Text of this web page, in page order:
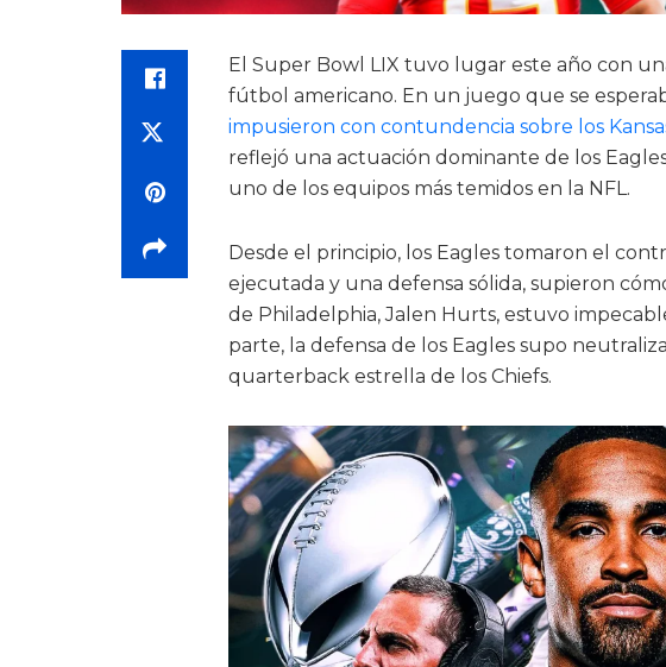
El Super Bowl LIX tuvo lugar este año con
fútbol americano. En un juego que se
impusieron con contundencia sobre los
reflejó una actuación dominante de los
uno de los equipos más temidos en la NFL.
Desde el principio, los Eagles tomaron el
ejecutada y una defensa sólida, supieron
de Philadelphia, Jalen Hurts, estuvo
parte, la defensa de los Eagles supo
quarterback estrella de los Chiefs.